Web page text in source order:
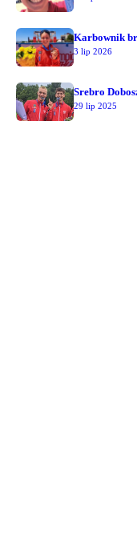
Karbownik
3 lip 2026
Srebro
29 lip 2025